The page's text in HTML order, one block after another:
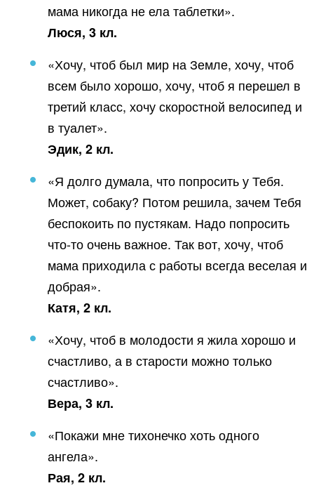
мама никогда не ела таблетки».
Люся, 3 кл.
«Хочу, чтоб был мир на Земле, хочу, чтоб
всем было хорошо, хочу, чтоб я перешел в
третий класс, хочу скоростной велосипед и
в туалет».
Эдик, 2 кл.
«Я долго думала, что попросить у Тебя.
Может, собаку? Потом решила, зачем Тебя
беспокоить по пустякам. Надо попросить
что-то очень важное. Так вот, хочу, чтоб
мама приходила с работы всегда веселая и
добрая».
Катя, 2 кл.
«Хочу, чтоб в молодости я жила хорошо и
счастливо, а в старости можно только
счастливо».
Вера, 3 кл.
«Покажи мне тихонечко хоть одного
ангела».
Рая, 2 кл.